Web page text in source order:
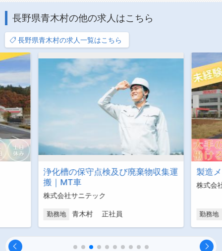
長野県青木村の他の求人はこちら
長野県青木村の求人一覧はこちら
浄化槽の保守点検及び廃棄物収集運
搬｜MT車
株式会社サニテック
勤務地 青木村 正社員
製造
株式会
勤務地